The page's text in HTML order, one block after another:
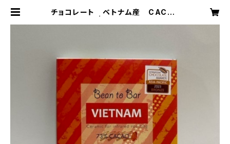
チョコレート ベトナム産 CACAO